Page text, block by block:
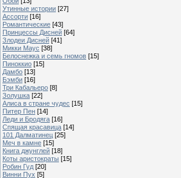
Утинные истории [27]
Ассорти [16]
Романтические [43]
Принцессы Дисней [64]
Злодеи Дисней [41]
Микки Маус [38]
Белоснежка и семь гномов [15]
Пиноккио [15]
Дамбо [13]
Бэмби [16]
Три Кабальеро [8]
Золушка [22]
Алиса в стране чудес [15]
Питер Пен [14]
Леди и Бродяга [16]
Спящая красавица [14]
101 Далматинец [25]
Меч в камне [15]
Книга джунглей [18]
Коты аристократы [15]
Робин Гуд [20]
Винни Пух [5]